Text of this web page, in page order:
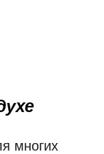
многих